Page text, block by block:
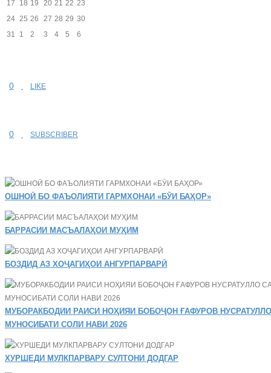
17
18 19 20 21 22 23
24 25 26 27 28 29 30
31
1 2 3 4 5 6
0 LIKE
0 SUBSCRIBER
ОШНОӢ БО ФАЪОЛИЯТИ ГАРМХОНАИ «БӮИ БАҲОР»
БАРРАСИИ МАСЪАЛАҲОИ МУҲИМ
БОЗДИД АЗ ХОҶАГИҲОИ АНГУРПАРВАРӢ
МУБОРАКБОДИИ РАИСИ НОҲИЯИ БОБОҶОН ҒАФУРОВ
МУНОСИБАТИ СОЛИ НАВИ 2026
ХУРШЕДИ МУЛКПАРВАРУ СУЛТОНИ ДОДГАР